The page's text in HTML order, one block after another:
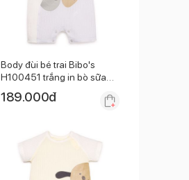
Body đùi bé trai Bibo's
H100451 trắng in bò sữa
189.000đ